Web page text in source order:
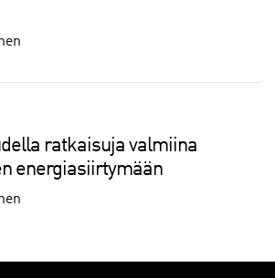
ratkaisuja valmiina
energiasiirtymään